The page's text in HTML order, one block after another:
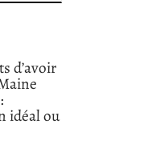
d’avoir
idéal ou